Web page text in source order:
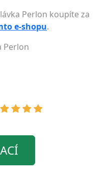
Perlon koupíte za
e-shopu.
Perlon